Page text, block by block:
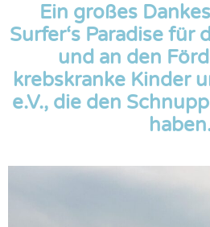
Ein großes
Surfer‘s Paradise für
und an den
krebskranke Kinder
e.V., die den